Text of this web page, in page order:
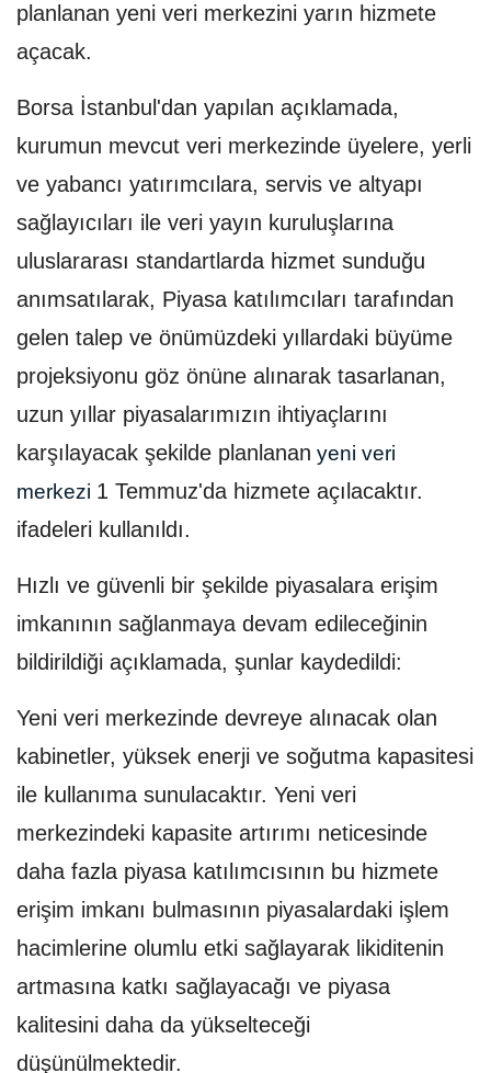
planlanan yeni veri merkezini yarın hizmete
açacak.
Borsa İstanbul'dan yapılan açıklamada,
kurumun mevcut veri merkezinde üyelere, yerli
ve yabancı yatırımcılara, servis ve altyapı
sağlayıcıları ile veri yayın kuruluşlarına
uluslararası standartlarda hizmet sunduğu
anımsatılarak, Piyasa katılımcıları tarafından
gelen talep ve önümüzdeki yıllardaki büyüme
projeksiyonu göz önüne alınarak tasarlanan,
uzun yıllar piyasalarımızın ihtiyaçlarını
karşılayacak şekilde planlanan yeni veri
merkezi 1 Temmuz'da hizmete açılacaktır.
ifadeleri kullanıldı.
Hızlı ve güvenli bir şekilde piyasalara erişim
imkanının sağlanmaya devam edileceğinin
bildirildiği açıklamada, şunlar kaydedildi:
Yeni veri merkezinde devreye alınacak olan
kabinetler, yüksek enerji ve soğutma kapasitesi
ile kullanıma sunulacaktır. Yeni veri
merkezindeki kapasite artırımı neticesinde
daha fazla piyasa katılımcısının bu hizmete
erişim imkanı bulmasının piyasalardaki işlem
hacimlerine olumlu etki sağlayarak likiditenin
artmasına katkı sağlayacağı ve piyasa
kalitesini daha da yükselteceği
düşünülmektedir.